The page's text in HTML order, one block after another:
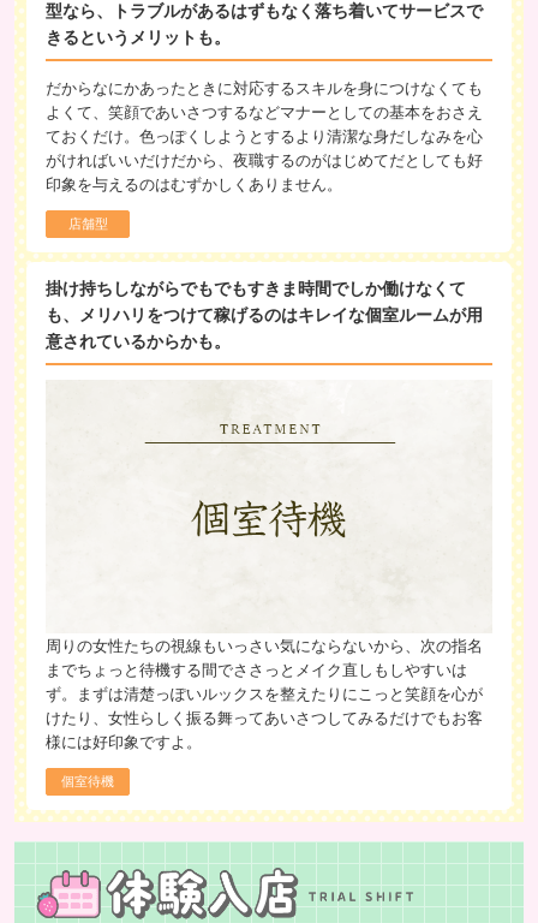
型なら、トラブルがあるはずもなく落ち着いてサービスで
きるというメリットも。
だからなにかあったときに対応するスキルを身につけなくても
よくて、笑顔であいさつするなどマナーとしての基本をおさえ
ておくだけ。色っぽくしようとするより清潔な身だしなみを心
がければいいだけだから、夜職するのがはじめてだとしても好
印象を与えるのはむずかしくありません。
店舗型
掛け持ちしながらでもでもすきま時間でしか働けなくて
も、メリハリをつけて稼げるのはキレイな個室ルームが用
意されているからかも。
周りの女性たちの視線もいっさい気にならないから、次の指名
までちょっと待機する間でささっとメイク直しもしやすいは
ず。まずは清楚っぽいルックスを整えたりにこっと笑顔を心が
けたり、女性らしく振る舞ってあいさつしてみるだけでもお客
様には好印象ですよ。
個室待機